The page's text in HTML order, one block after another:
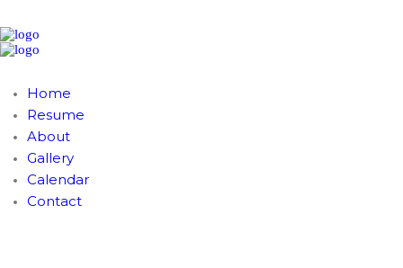
Home
Resume
About
Gallery
Calendar
Contact